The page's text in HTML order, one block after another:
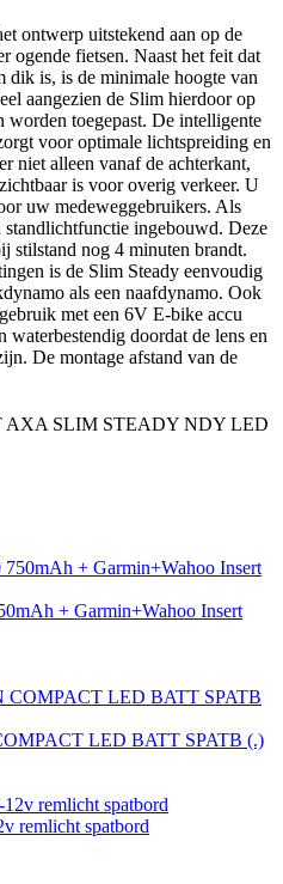
ontwerp uitstekend aan op de
ogende fietsen. Naast het feit dat
dik is, is de minimale hoogte van
aangezien de Slim hierdoor op
worden toegepast. De intelligente
voor optimale lichtspreiding en
niet alleen vanaf de achterkant,
is voor overig verkeer. U
uw medeweggebruikers. Als
standlichtfunctie ingebouwd. Deze
stilstand nog 4 minuten brandt.
is de Slim Steady eenvoudig
als een naafdynamo. Ook
met een 6V E-bike accu
doordat de lens en
De montage afstand van de
AXA SLIM STEADY NDY LED
+ Garmin+Wahoo Insert
LED BATT SPATB (.)
remlicht spatbord